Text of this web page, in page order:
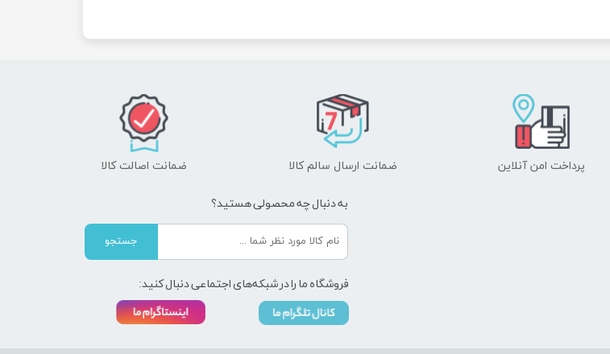
پرداخت امن آنلاین ضمانت ارسال سالم کالا ضمانت اصالت کالا
به دنبال چه محصولی هستید؟
جستجو
فروشگاه ما را در شبکه‌های اجتماعی دنبال کنید: